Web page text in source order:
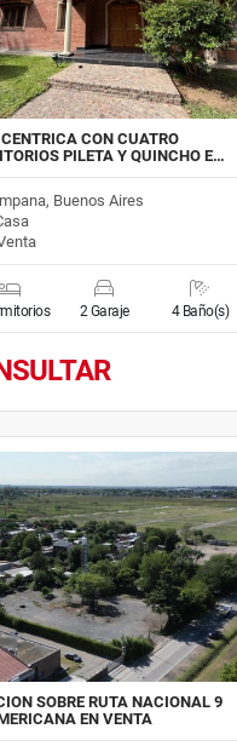
CON CUATRO
PILETA Y QUINCHO E…
Buenos Aires
2 Garaje 4 Baño(s)
SOBRE RUTA NACIONAL 9
EN VENTA